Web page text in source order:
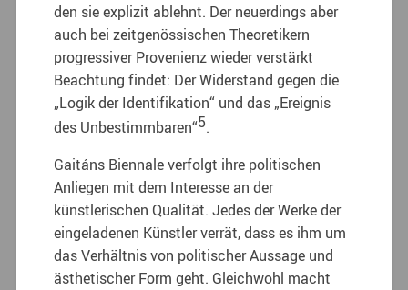
den sie explizit ablehnt. Der neuerdings aber
auch bei zeitgenössischen Theoretikern
progressiver Provenienz wieder verstärkt
Beachtung findet: Der Widerstand gegen die
„Logik der Identifikation“ und das „Ereignis
des Unbestimmbaren“5.
Gaitáns Biennale verfolgt ihre politischen
Anliegen mit dem Interesse an der
künstlerischen Qualität. Jedes der Werke der
eingeladenen Künstler verrät, dass es ihm um
das Verhältnis von politischer Aussage und
ästhetischer Form geht. Gleichwohl macht